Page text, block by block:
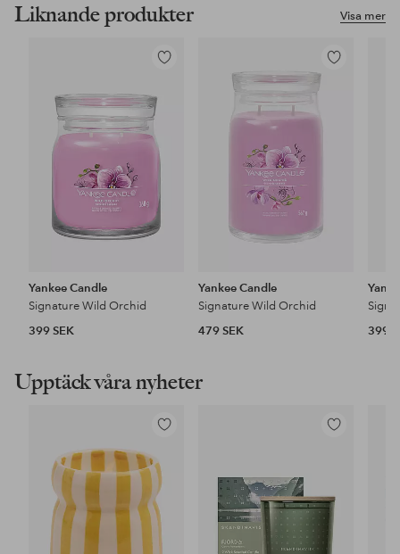
Visa mer
Liknande produkter
Lägg
i
favoriter
Yankee Candle
Signature Wild Orchid
399 SEK
Lägg
Yankee Candle
Signature Wild Orchid
479 SEK
399
Upptäck våra nyheter
Lägg
i
favoriter
Lägg